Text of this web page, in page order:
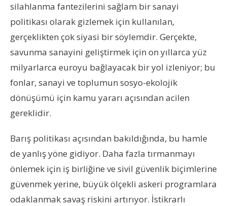
silahlanma fantezilerini sağlam bir sanayi
politikası olarak gizlemek için kullanılan,
gerçeklikten çok siyasi bir söylemdir. Gerçekte,
savunma sanayini geliştirmek için on yıllarca yüz
milyarlarca euroyu bağlayacak bir yol izleniyor; bu
fonlar, sanayi ve toplumun sosyo-ekolojik
dönüşümü için kamu yararı açısından acilen
gereklidir.
Barış politikası açısından bakıldığında, bu hamle
de yanlış yöne gidiyor. Daha fazla tırmanmayı
önlemek için iş birliğine ve sivil güvenlik biçimlerine
güvenmek yerine, büyük ölçekli askeri programlara
odaklanmak savaş riskini artırıyor. İstikrarlı